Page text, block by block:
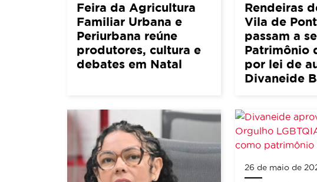
Feira da Agricultura
Familiar Urbana e
Periurbana reúne
produtores, cultura e
debates em Natal
Rendeiras
Vila de
passam a
Patrimônio
por lei de
Divaneide
26 de maio de